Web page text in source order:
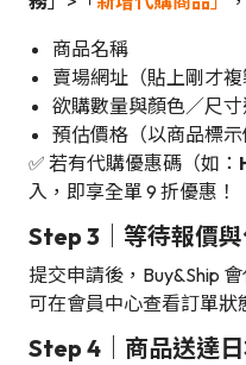
商品名稱
賣場網址（貼上剛才複
欲購數量與顏色／尺寸
預估價格（以商品標示
✅ 若有代購優惠碼（如：
入，即享全單 9 折優惠！
Step 3｜等待報價
提交申請後，Buy&Ship
可在會員中心查看訂單狀
Step 4｜商品送達